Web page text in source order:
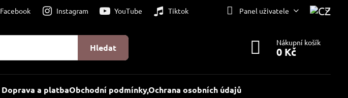
Facebook Instagram YouTube Tiktok Panel uživatele
Hledat Nákupní košík
0 Kč
Doprava a platbaObchodní podmínky,Ochrana osobních údajů